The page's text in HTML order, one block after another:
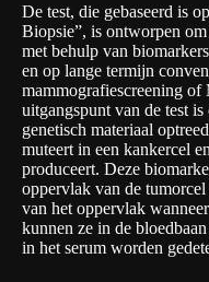
De test, die gebaseerd is
Biopsie”, is ontworpen
met behulp van
en op lange termijn
mammografiescreening
uitgangspunt van de test
genetisch materiaal
muteert in een kankercel
produceert. Deze
oppervlak van de
van het oppervlak
kunnen ze in de
in het serum worden